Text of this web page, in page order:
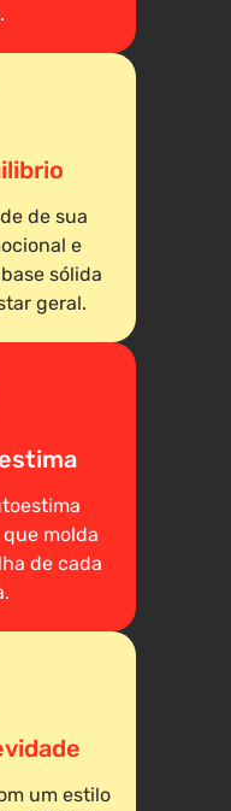
de sua
e
sólida
geral.
molda
de cada
um estilo